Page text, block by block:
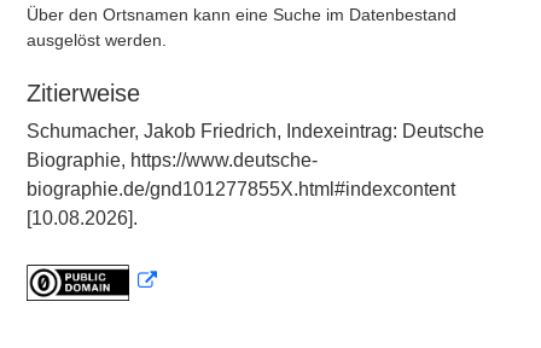
Über den Ortsnamen kann eine Suche im Datenbestand
ausgelöst werden.
Zitierweise
Schumacher, Jakob Friedrich, Indexeintrag: Deutsche
Biographie, https://www.deutsche-
biographie.de/gnd101277855X.html#indexcontent
[10.08.2026].